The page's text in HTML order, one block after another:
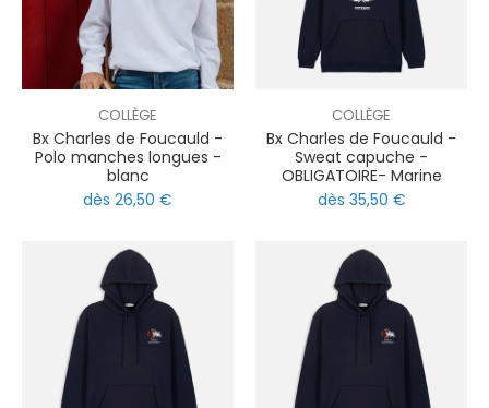
COLLÈGE
Bx Charles de Foucauld -
Polo manches longues -
blanc
dès 26,50 €
COLLÈGE
Bx Charles de Foucauld -
Sweat capuche -
OBLIGATOIRE- Marine
dès 35,50 €